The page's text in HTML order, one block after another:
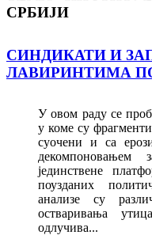
СРБИЈИ
СИНДИКАТИ И
ЛАВИРИНТИМА
У овом раду се
у коме су
суочени и са
декомпоновањем
јединствене
поузданих
анализе су
остваривања
одлучива...